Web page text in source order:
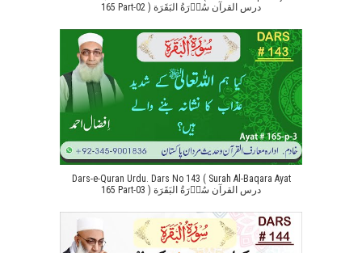
165 Part-02 ) درس القرآن سُوۡرَةُ البَقَرَة
Dars-e-Quran Urdu. Dars No 143 ( Surah Al-Baqara Ayat
165 Part-03 ) درس القرآن سُوۡرَةُ البَقَرَة